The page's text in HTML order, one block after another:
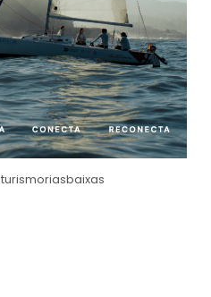
turismoriasbaixas